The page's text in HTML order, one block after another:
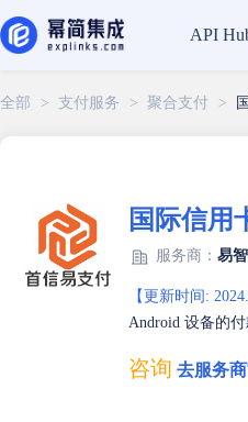
API
全部 > 支付服务 > 聚合支付 >
国际信用
服务商： 易
【更新时间:
Android 设备的
咨询 去服务